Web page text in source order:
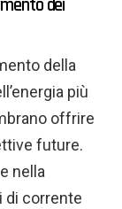
dei
della
più
offrire
future.
nella
di corrente